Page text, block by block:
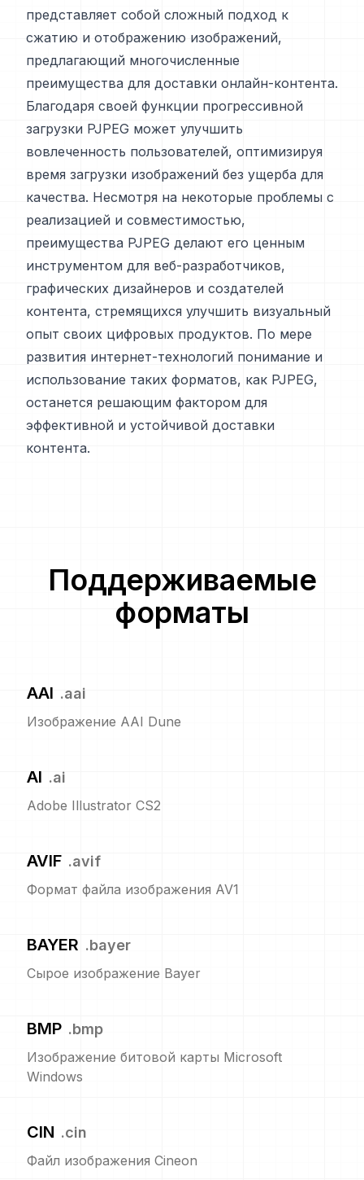
представляет собой сложный подход к
сжатию и отображению изображений,
предлагающий многочисленные
преимущества для доставки онлайн-контента.
Благодаря своей функции прогрессивной
загрузки PJPEG может улучшить
вовлеченность пользователей, оптимизируя
время загрузки изображений без ущерба для
качества. Несмотря на некоторые проблемы с
реализацией и совместимостью,
преимущества PJPEG делают его ценным
инструментом для веб-разработчиков,
графических дизайнеров и создателей
контента, стремящихся улучшить визуальный
опыт своих цифровых продуктов. По мере
развития интернет-технологий понимание и
использование таких форматов, как PJPEG,
останется решающим фактором для
эффективной и устойчивой доставки
контента.
Поддерживаемые
форматы
AAI .aai
Изображение AAI Dune
AI .ai
Adobe Illustrator CS2
AVIF .avif
Формат файла изображения AV1
BAYER .bayer
Сырое изображение Bayer
BMP .bmp
Изображение битовой карты Microsoft
Windows
CIN .cin
Файл изображения Cineon